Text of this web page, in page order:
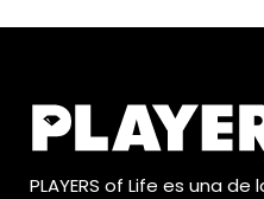
PLAYERS of Life es una